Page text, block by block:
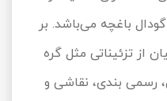
باغچه می‌باشد. بر
از تزئیناتی مثل گره
رسمی بندی، نقاشی و